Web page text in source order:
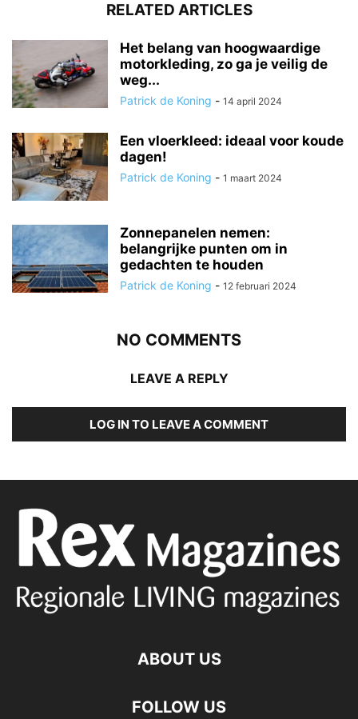
RELATED ARTICLES
Het belang van hoogwaardige
motorkleding, zo ga je veilig de
weg...
Patrick de Koning - 14 april 2024
Een vloerkleed: ideaal voor koude
dagen!
Patrick de Koning - 1 maart 2024
Zonnepanelen nemen:
belangrijke punten om in
gedachten te houden
Patrick de Koning - 12 februari 2024
NO COMMENTS
LEAVE A REPLY
LOG IN TO LEAVE A COMMENT
ABOUT US
FOLLOW US